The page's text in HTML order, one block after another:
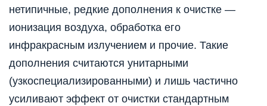
нетипичные, редкие дополнения к очистке —
ионизация воздуха, обработка его
инфракрасным излучением и прочие. Такие
дополнения считаются унитарными
(узкоспециализированными) и лишь частично
усиливают эффект от очистки стандартным